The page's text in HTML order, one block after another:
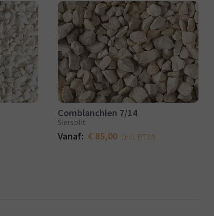
Comblanchien 7/14
Siersplit
Vanaf: € 85,00 (incl. BTW)